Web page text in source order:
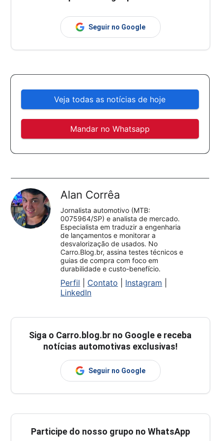
Seguir no Google
Veja todas as notícias de hoje
Mandar no Whatsapp
Alan Corrêa
Jornalista automotivo (MTB:
0075964/SP) e analista de mercado.
Especialista em traduzir a engenharia
de lançamentos e monitorar a
desvalorização de usados. No
Carro.Blog.br, assina testes técnicos e
guias de compra com foco em
durabilidade e custo-benefício.
Perfil Contato Instagram
LinkedIn
Siga o Carro.blog.br no Google e receba
notícias automotivas exclusivas!
Seguir no Google
Participe do nosso grupo no WhatsApp